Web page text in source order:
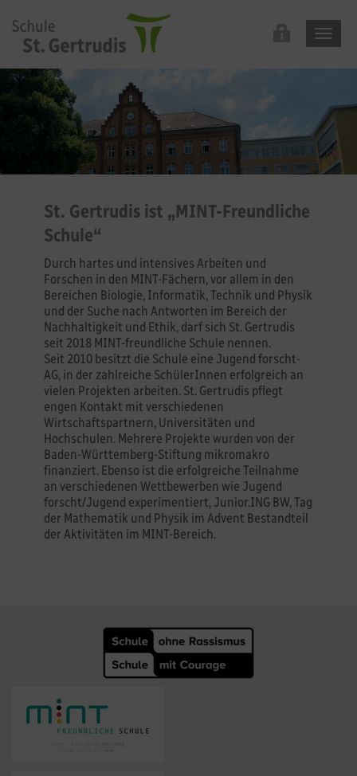
St. Gertrudis ist „MINT-Freundliche
Schule“
Durch hartes und intensives Arbeiten und
Forschen in den MINT-Fächern, vor allem in den
Bereichen Biologie, Informatik, Technik und Physik
und der Suche nach Antworten im Bereich der
Nachhaltigkeit und Ethik, darf sich St. Gertrudis
seit 2018 MINT-freundliche Schule nennen.
Seit 2010 besitzt die Schule eine Jugend forscht-
AG, in der zahlreiche SchülerInnen erfolgreich an
vielen Projekten arbeiten. St. Gertrudis pflegt
engen Kontakt mit verschiedenen
Wirtschaftspartnern, Universitäten und
Hochschulen. Mehrere Projekte wurden von der
Baden-Württemberg-Stiftung mikromakro
finanziert. Ebenso ist die erfolgreiche Teilnahme
an verschiedenen Wettbewerben wie Jugend
forscht/Jugend experimentiert, Junior.ING BW, Tag
der Mathematik und Physik im Advent Bestandteil
der Aktivitäten im MINT-Bereich.